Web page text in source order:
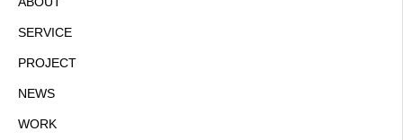
SERVICE
PROJECT
NEWS
WORK